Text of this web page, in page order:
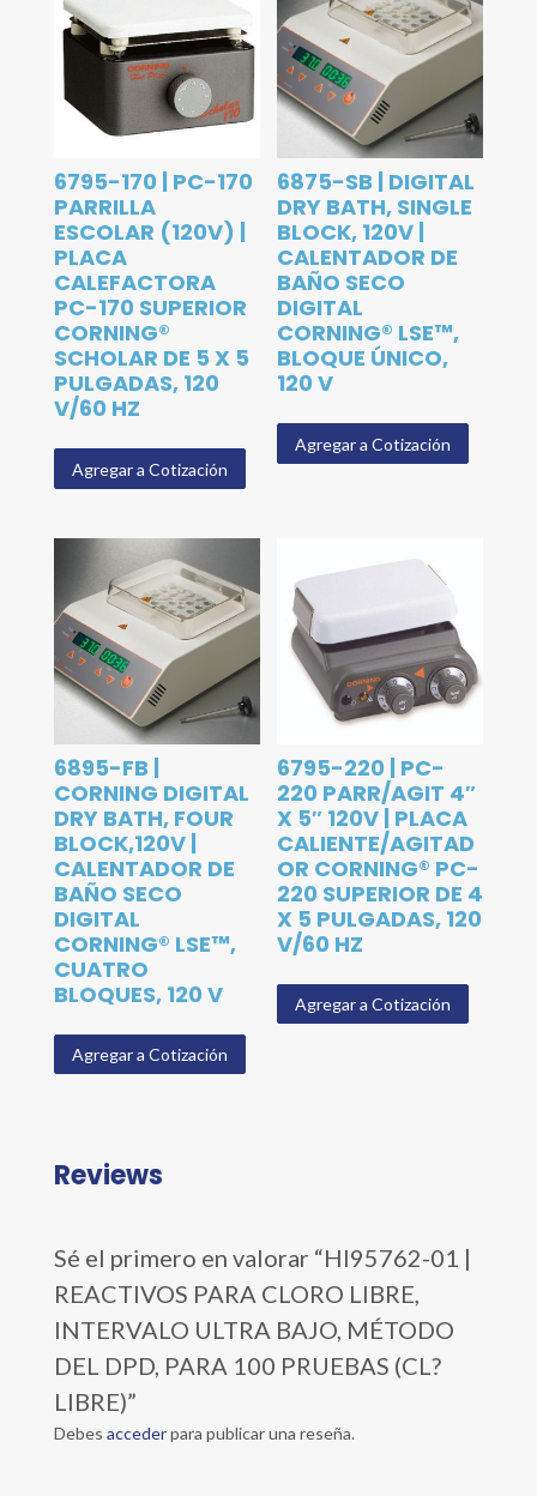
6795-170 | PC-170
PARRILLA
ESCOLAR (120V) |
PLACA
CALEFACTORA
PC-170 SUPERIOR
CORNING®
SCHOLAR DE 5 X 5
PULGADAS, 120
V/60 HZ
Agregar a Cotización
6875-SB | DIGITAL
DRY BATH, SINGLE
BLOCK, 120V |
CALENTADOR DE
BAÑO SECO
DIGITAL
CORNING® LSE™,
BLOQUE ÚNICO,
120 V
Agregar a Cotización
6895-FB |
CORNING DIGITAL
DRY BATH, FOUR
BLOCK,120V |
CALENTADOR DE
BAÑO SECO
DIGITAL
CORNING® LSE™,
CUATRO
BLOQUES, 120 V
Agregar a Cotización
6795-220 | PC-
220 PARR/AGIT 4″
X 5″ 120V | PLACA
CALIENTE/AGITAD
OR CORNING® PC-
220 SUPERIOR DE 4
X 5 PULGADAS, 120
V/60 HZ
Agregar a Cotización
Reviews
Sé el primero en valorar “HI95762-01 |
REACTIVOS PARA CLORO LIBRE,
INTERVALO ULTRA BAJO, MÉTODO
DEL DPD, PARA 100 PRUEBAS (CL?
LIBRE)”
Debes accederpara publicar una reseña.